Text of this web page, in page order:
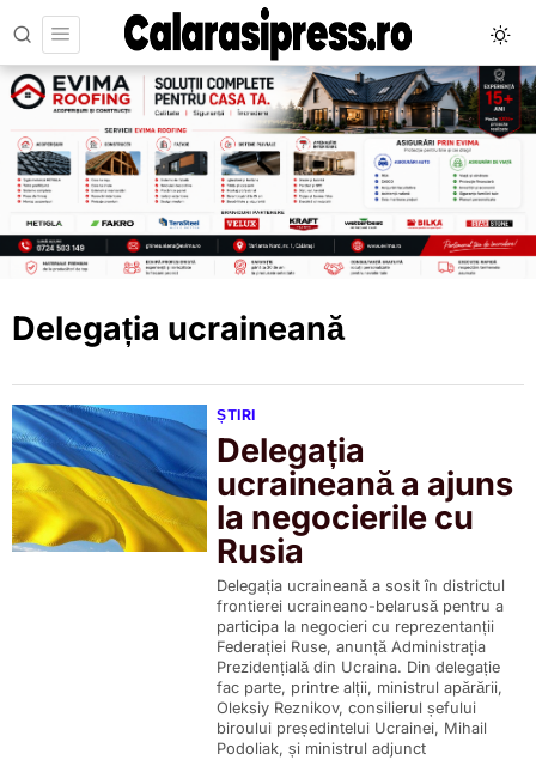
Delegația ucraineană
ȘTIRI
Delegația
ucraineană a ajuns
la negocierile cu
Rusia
Delegația ucraineană a sosit în districtul
frontierei ucraineano-belarusă pentru a
participa la negocieri cu reprezentanții
Federației Ruse, anunță Administrația
Prezidențială din Ucraina. Din delegație
fac parte, printre alții, ministrul apărării,
Oleksiy Reznikov, consilierul șefului
biroului președintelui Ucrainei, Mihail
Podoliak, și ministrul adjunct